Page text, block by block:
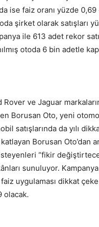
ise faiz oranı yüzde
şirket olarak satışları
ile 613 adet rekor
otoda 6 bin adetle
Rover ve Jaguar
Borusan Oto, yeni
satışlarında da yılı
katlayan Borusan Oto’dan
“fikir
sunuluyor.
uygulaması dikkat
olacak.